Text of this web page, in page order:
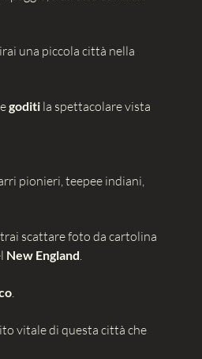
una piccola città nella
goditila spettacolare vista
pionieri, teepee indiani,
scattare foto da cartolina
New England.
.
vitale di questa città che